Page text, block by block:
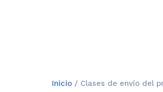
Inicio / Clases de envío del